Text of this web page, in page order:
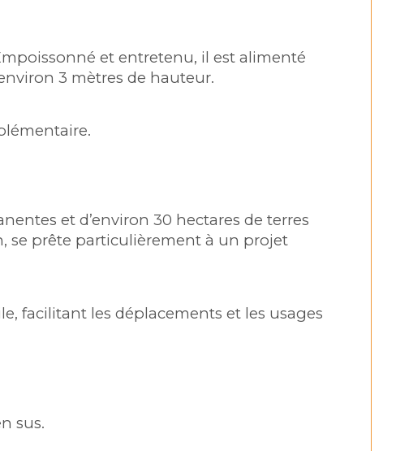
et entretenu, il est alimenté
3 mètres de hauteur.
et d’environ 30 hectares de terres
se prête particulièrement à un projet
facilitant les déplacements et les usages
sus.